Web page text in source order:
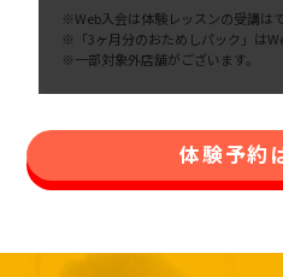
※Web入会は体験レッスンの受講は
※「3ヶ月分のおためしパック」は
※一部対象外店舗がございます。
体験予約